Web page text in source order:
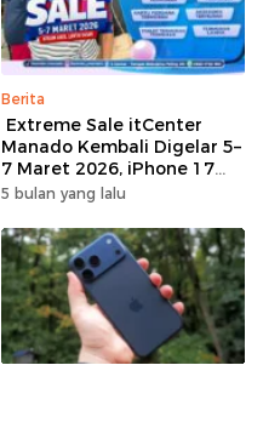
Berita
Extreme Sale itCenter
Manado Kembali Digelar 5–
7 Maret 2026, iPhone 17
Pro Max Diskon hingga
5 bulan yang lalu